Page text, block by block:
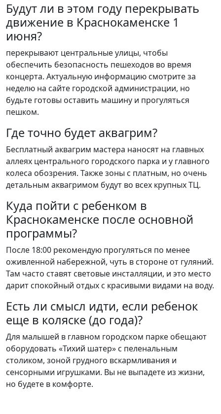
Будут ли в этом году перекрывать
движение в Краснокаменске 1
июня?
перекрывают центральные улицы, чтобы
обеспечить безопасность пешеходов во время
концерта. Актуальную информацию смотрите за
неделю на сайте городской администрации, но
будьте готовы оставить машину и прогуляться
пешком.
Где точно будет аквагрим?
Бесплатный аквагрим мастера наносят на главных
аллеях центрального городского парка и у главного
колеса обозрения. Также зоны с платным, но очень
детальным аквагримом будут во всех крупных ТЦ.
Куда пойти с ребенком в
Краснокаменске после основной
программы?
После 18:00 рекомендую прогуляться по менее
оживленной набережной, чуть в стороне от гуляний.
Там часто ставят световые инсталляции, и это место
дарит спокойный отдых с красивыми видами на воду.
Есть ли смысл идти, если ребенок
еще в коляске (до года)?
Для малышей в главном городском парке обещают
оборудовать «Тихий шатер» с пеленальным
столиком, зоной грудного вскармливания и
сенсорными игрушками. Вы не выпадете из жизни,
но будете в комфорте.